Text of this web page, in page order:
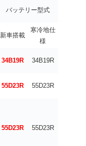
バッテリー型式
新車搭載
寒冷地仕
様
34B19R 34B19R
55D23R 55D23R
55D23R 55D23R